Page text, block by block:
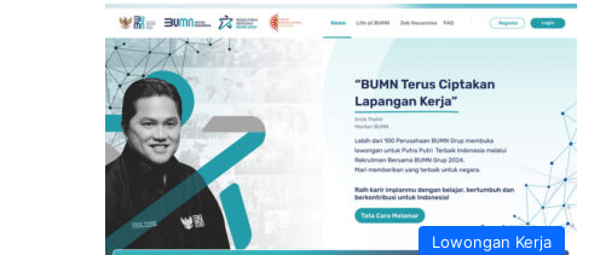
Lowongan Kerja